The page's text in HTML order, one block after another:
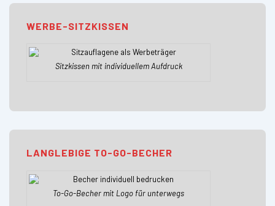
WERBE-SITZKISSEN
Sitzkissen mit individuellem Aufdruck
LANGLEBIGE TO-GO-BECHER
To-Go-Becher mit Logo für unterwegs